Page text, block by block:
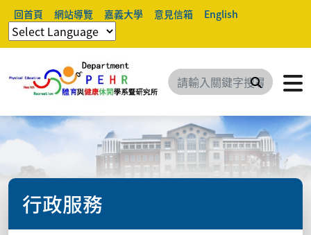
回首頁 網站導覽 嘉義大學 意見信箱 English
搜尋
行政服務